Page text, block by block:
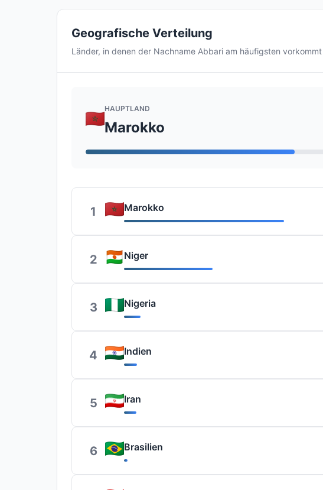
Geografische Verteilung
Länder, in denen der Nachname Abbari am häufigsten vorkommt
HAUPTLAND
Marokko
1 Marokko
2 Niger
3 Nigeria
4 Indien
5 Iran
6 Brasilien